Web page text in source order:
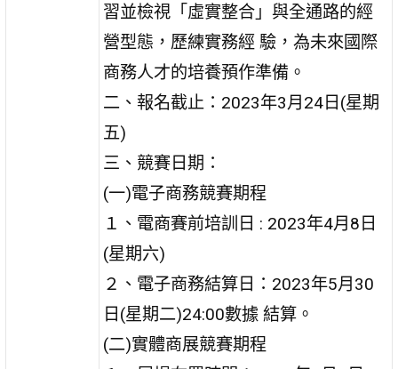
習並檢視「虛實整合」與全通路的經
營型態，歷練實務經 驗，為未來國際
商務人才的培養預作準備。
二、報名截止：2023年3月24日(星期
五)
三、競賽日期：
(一)電子商務競賽期程
１、電商賽前培訓日 : 2023年4月8日
(星期六)
２、電子商務結算日：2023年5月30
日(星期二)24:00數據 結算。
(二)實體商展競賽期程